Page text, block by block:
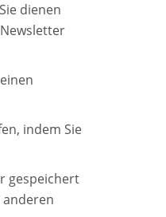
dienen
indem Sie
gespeichert
anderen